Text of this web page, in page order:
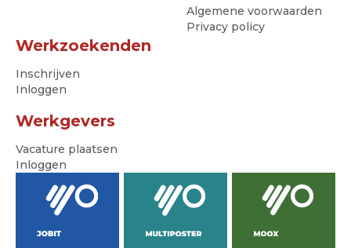
Algemene voorwaarden
Privacy policy
Werkzoekenden
Inschrijven
Inloggen
Werkgevers
Vacature plaatsen
Inloggen